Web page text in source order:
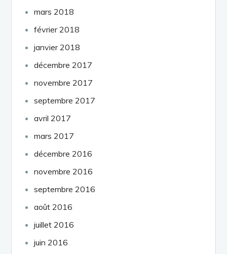
mars 2018
février 2018
janvier 2018
décembre 2017
novembre 2017
septembre 2017
avril 2017
mars 2017
décembre 2016
novembre 2016
septembre 2016
août 2016
juillet 2016
juin 2016